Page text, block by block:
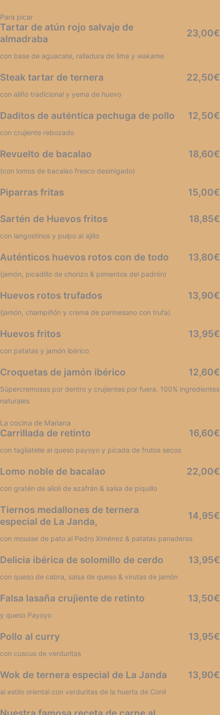
Para picar
Tartar de atún rojo salvaje de
almadraba
23,00€
con base de aguacate, ralladura de lima y wakame
Steak tartar de ternera 22,50€
con aliño tradicional y yema de huevo
Daditos de auténtica pechuga de pollo 12,50€
con crujiente rebozado
Revuelto de bacalao 18,60€
(con lomos de bacalao fresco desmigado)
Piparras fritas 15,00€
Sartén de Huevos fritos 18,85€
con langostinos y pulpo al ajillo
Auténticos huevos rotos con de todo 13,80€
(jamón, picadillo de chorizo & pimientos del padrón)
Huevos rotos trufados 13,90€
(jamón, champiñón y crema de parmesano con trufa)
Huevos fritos 13,95€
con patatas y jamón ibérico
Croquetas de jamón ibérico 12,60€
Súpercremosas por dentro y crujientes por fuera. 100% ingredientes
naturales
La cocina de Mariana
Carrillada de retinto 16,60€
con tagliatelle al queso payoyo y picada de frutos secos
Lomo noble de bacalao 22,00€
con gratén de alioli de azafrán & salsa de piquillo
Tiernos medallones de ternera
especial de La Janda,
14,95€
con mousse de pato al Pedro Ximénez & patatas panaderas
Delicia ibérica de solomillo de cerdo 13,95€
con queso de cabra, salsa de queso & virutas de jamón
Falsa lasaña crujiente de retinto 13,50€
y queso Payoyo
Pollo al curry 13,95€
con cuscus de verduritas
Wok de ternera especial de La Janda 13,90€
al estilo oriental con verduritas de la huerta de Conil